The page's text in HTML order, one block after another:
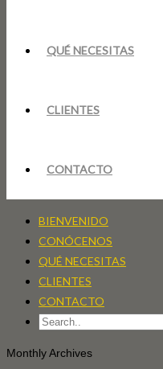
QUÉ NECESITAS
CLIENTES
CONTACTO
BIENVENIDO
CONÓCENOS
QUÉ NECESITAS
CLIENTES
CONTACTO
Monthly Archives